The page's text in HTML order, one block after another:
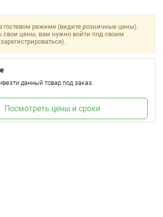
гостевом режиме (видите розничные цены).
свои цены, вам нужно войти под своим
данный товар под заказ.
Посмотреть цены и сроки